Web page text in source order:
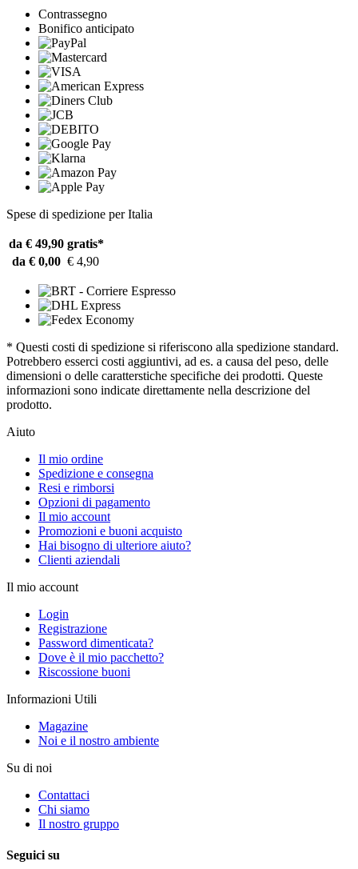
Contrassegno
Bonifico anticipato
Spese di spedizione per Italia
da € 49,90 gratis*
da € 0,00 € 4,90
* Questi costi di spedizione si riferiscono alla spedizione standard.
Potrebbero esserci costi aggiuntivi, ad es. a causa del peso, delle
dimensioni o delle caratterstiche specifiche dei prodotti. Queste
informazioni sono indicate direttamente nella descrizione del
prodotto.
Aiuto
Il mio ordine
Spedizione e consegna
Resi e rimborsi
Opzioni di pagamento
Il mio account
Promozioni e buoni acquisto
Hai bisogno di ulteriore aiuto?
Clienti aziendali
Il mio account
Login
Registrazione
Password dimenticata?
Dove è il mio pacchetto?
Riscossione buoni
Informazioni Utili
Magazine
Noi e il nostro ambiente
Su di noi
Contattaci
Chi siamo
Il nostro gruppo
Seguici su